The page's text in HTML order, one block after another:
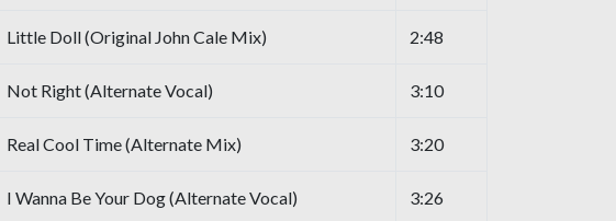
Little Doll (Original John Cale Mix) 2:48
Not Right (Alternate Vocal) 3:10
Real Cool Time (Alternate Mix) 3:20
I Wanna Be Your Dog (Alternate Vocal) 3:26